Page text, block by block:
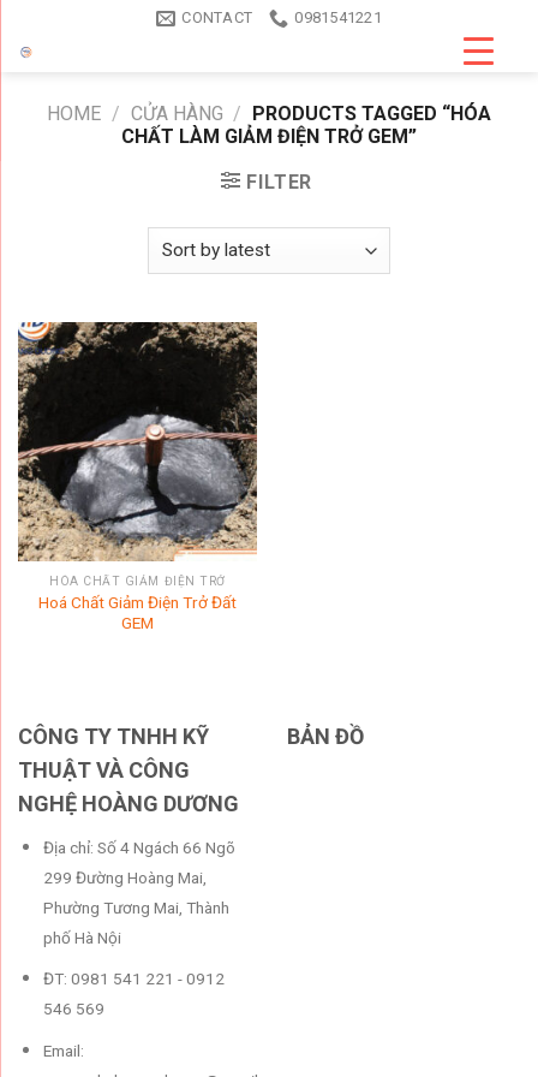
CONTACT 0981541221
HOME / CỬA HÀNG / PRODUCTS TAGGED “HÓA
CHẤT LÀM GIẢM ĐIỆN TRỞ GEM”
FILTER
HÓA CHẤT GIẢM ĐIỆN TRỞ
Hoá Chất Giảm Điện Trở Đất
GEM
CÔNG TY TNHH KỸ
THUẬT VÀ CÔNG
NGHỆ HOÀNG DƯƠNG
Địa chỉ: Số 4 Ngách 66 Ngõ
299 Đường Hoàng Mai,
Phường Tương Mai, Thành
phố Hà Nội
ĐT: 0981 541 221 - 0912
546 569
Email:
BẢN ĐỒ